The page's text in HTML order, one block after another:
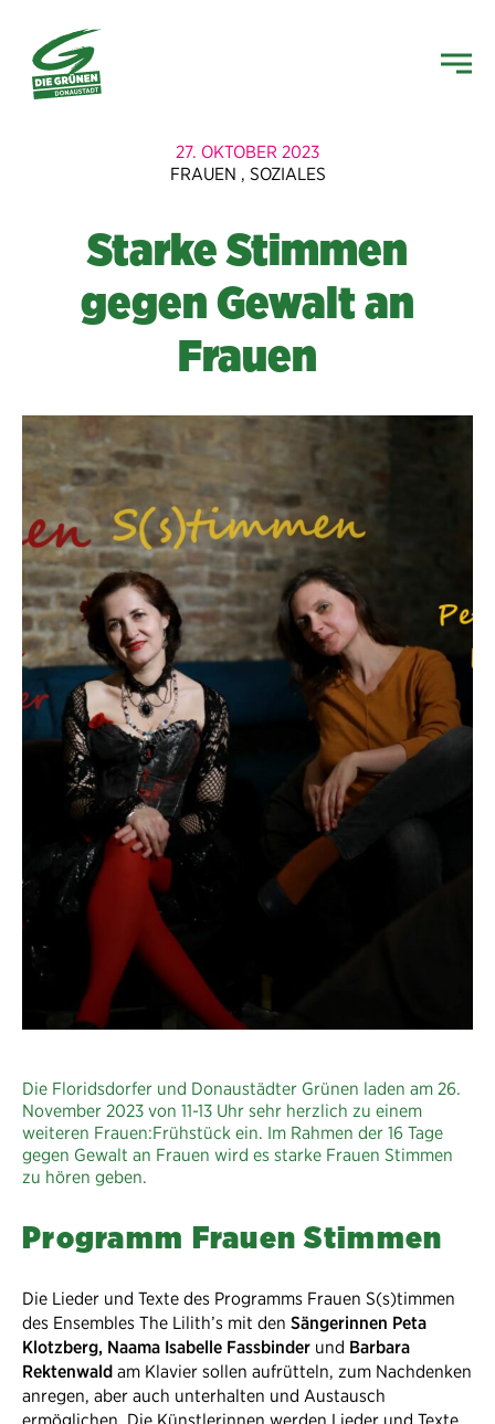
27. OKTOBER 2023
FRAUEN , SOZIALES
Starke Stimmen
gegen Gewalt an
Frauen
Die Floridsdorfer und Donaustädter Grünen laden am 26.
November 2023 von 11-13 Uhr sehr herzlich zu einem
weiteren Frauen:Frühstück ein. Im Rahmen der 16 Tage
gegen Gewalt an Frauen wird es starke Frauen Stimmen
zu hören geben.
Programm Frauen Stimmen
Die Lieder und Texte des Programms Frauen S(s)timmen
des Ensembles The Lilith’s mit den Sängerinnen Peta
Klotzberg, Naama Isabelle Fassbinder und Barbara
Rektenwald am Klavier sollen aufrütteln, zum Nachdenken
anregen, aber auch unterhalten und Austausch